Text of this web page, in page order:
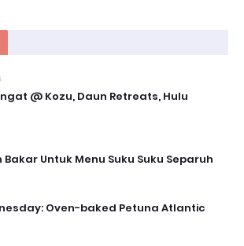
@ Kozu, Daun Retreats, Hulu
Untuk Menu Suku Suku Separuh
Oven-baked Petuna Atlantic